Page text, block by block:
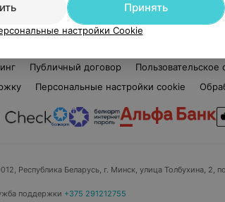
Публичный договор Пользовательское
Персональные настройки cookie
Республика Беларусь, г. Минск, улица Толбухина, 2,
поддержки +375 291212755
Принять
настройки Cookie